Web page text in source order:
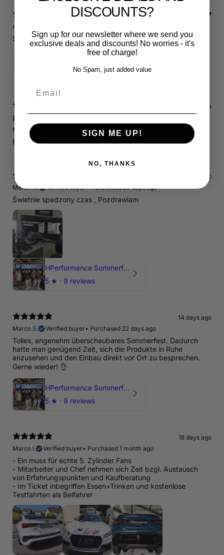
A.E.
Schnelle Lieferung. Alles wie beschrieben. Top.
Servicepaket / Inspektionspaket 1 mit Motul 300V 5W40 - 5W50 für alle 2.5 TFSI Modelle
7 reviews
14 days ago
RS3 8P
Marcin J. Verified buyer Store review
Polecam !
14 days ago
Marcin J.
Verified buyer•Purchased 26 days ago
Świetnie spedzony czas , Pozdrawiam
HPerformance Sommerfest 2026
5 ★ · 9 reviews
14 days ago
Marco S.
Verified buyer• Purchased 22 days ago
Tolles, angenehm überschaubares Sommerfest. Dadurch
hatte man genügend Zeit, sich die Produkte in Ruhe
anzusehen und den Einbau direkt vor Ort zu besprechen.
Gerne wieder! 👌
HPerformance Sommerfest 2026
5 ★ · 9 reviews
18 days ago
Marco I.
Verified buyer• Purchased 1 month ago
- Ein muss für echte 5. Zylinder Fans
- Mitarbeiter und Chef nehmen sich Zeit bzgl. Austausch
von Erfahrungspunkten und Kaufberatung
- Im Ticket inbegriffen Essen+Trinken und kostenlose
Testfahrten als Beifahrer
DISCOUNTS?
Sign up for our newsletter where we send you
exclusive deals and discounts! No worries - it's
free of charge!
No Spam, just added value
SIGN ME UP!
NO, THANKS